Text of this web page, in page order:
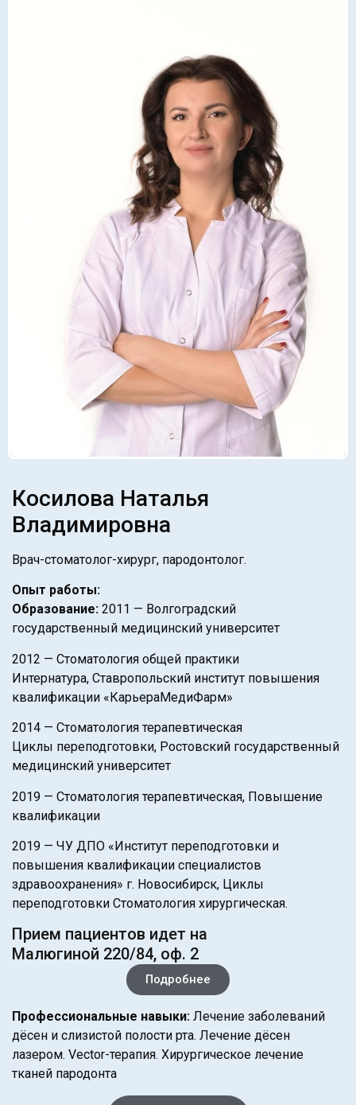
Косилова Наталья
Владимировна
Врач-стоматолог-хирург, пародонтолог.
Опыт работы:
Образование: 2011 — Волгоградский
государственный медицинский университет
2012 — Стоматология общей практики
Интернатура, Ставропольский институт повышения
квалификации «КарьераМедиФарм»
2014 — Стоматология терапевтическая
Циклы переподготовки, Ростовский государственный
медицинский университет
2019 — Стоматология терапевтическая, Повышение
квалификации
2019 — ЧУ ДПО «Институт переподготовки и
повышения квалификации специалистов
здравоохранения» г. Новосибирск, Циклы
переподготовки Стоматология хирургическая.
Прием пациентов идет на
Малюгиной 220/84, оф. 2
Подробнее
Профессиональные навыки: Лечение заболеваний
дёсен и слизистой полости рта. Лечение дёсен
лазером. Vector-терапия. Хирургическое лечение
тканей пародонта